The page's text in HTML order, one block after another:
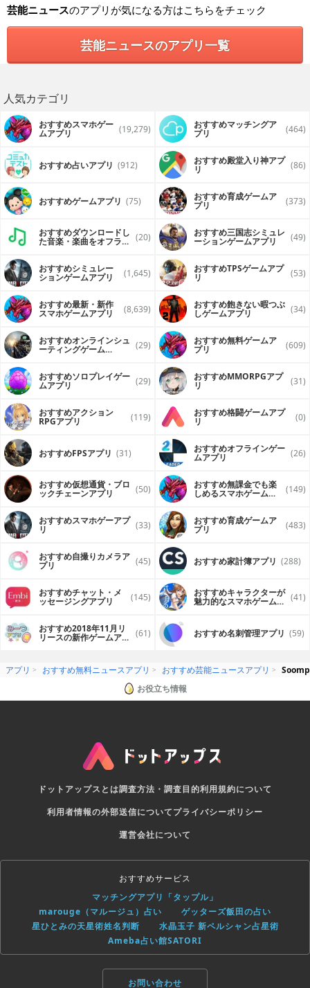
芸能ニュースのアプリが気になる方はこちらをチェック
芸能ニュースのアプリ一覧
人気カテゴリ
おすすめスマホゲー
ムアプリ (19,279) おすすめマッチングア
プリ (464)
おすすめ占いアプリ (912) おすすめ殿堂入り神アプ
リ (86)
おすすめゲームアプリ (75) おすすめ育成ゲームア
プリ (373)
おすすめダウンロードし
た音楽・楽曲をオフライ (20) おすすめ三国志シミュレ
ーションゲームアプリ (49)
おすすめシミュレー
ションゲームアプリ (1,645) おすすめTPSゲームアプ
リ (53)
おすすめ最新・新作
スマホゲームアプリ (8,639) おすすめ飽きない暇つぶ
しゲームアプリ (34)
おすすめオンラインシュ
ーティングゲーム (29) おすすめ無料ゲームア
プリ (609)
おすすめソロプレイゲー
ムアプリ (29) おすすめ MMORPGアプ
リ (31)
おすすめアクション
RPGアプリ (119) おすすめ格闘ゲームアプ
リ (0)
おすすめFPSアプリ (31) おすすめオフラインゲー
ムアプリ (26)
おすすめ仮想通貨・ブロ
ックチェーンアプリ (50) おすすめ無課金でも楽
しめるスマホゲームア (149)
おすすめスマホゲーアプ
リ (33) おすすめ育成ゲームア
プリ (483)
おすすめ自撮りカメラア
プリ (45) おすすめ家計簿アプリ (288)
おすすめチャット・メ
ッセージングアプリ (145) おすすめキャラクターが
魅力的なスマホゲームア (41)
おすすめ2018年11月リ
リースの新作ゲームアプ (61) おすすめ名刺管理アプリ (59)
アプリ おすすめ無料ニュースアプリ おすすめ芸能ニュースアプリ
お役立ち情報
ドットアップスとは調査方法・調査目的利用規約について
利用者情報の外部送信についてプライバシーポリシー
運営会社について
おすすめサービス
マッチングアプリ「タップル」
marouge（マルージュ）占い
ゲッターズ飯田の占い
星ひとみの天星術姓名判断
水晶玉子 新ペルシャン占星術
Ameba占い館SATORI
お問い合わせ